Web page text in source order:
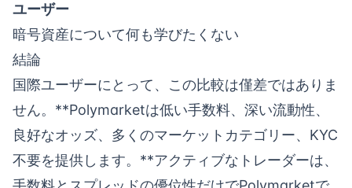
ユーザー
暗号資産について何も学びたくない
結論
国際ユーザーにとって、この比較は僅差ではありま
せん。**Polymarketは低い手数料、深い流動性、
良好なオッズ、多くのマーケットカテゴリー、KYC
不要を提供します。**アクティブなトレーダーは、